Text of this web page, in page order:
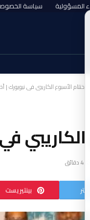
المسؤولية سياسة
اختتام الأسبوع الكاريبي في نيويورك |
4 دقائق
تويتر بينتيريست